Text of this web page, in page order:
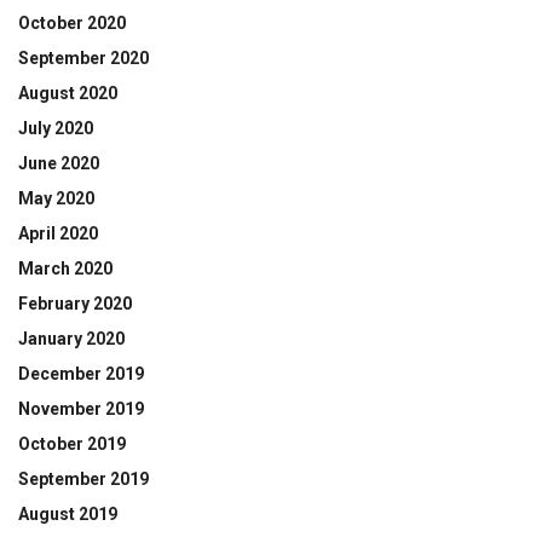
October 2020
September 2020
August 2020
July 2020
June 2020
May 2020
April 2020
March 2020
February 2020
January 2020
December 2019
November 2019
October 2019
September 2019
August 2019